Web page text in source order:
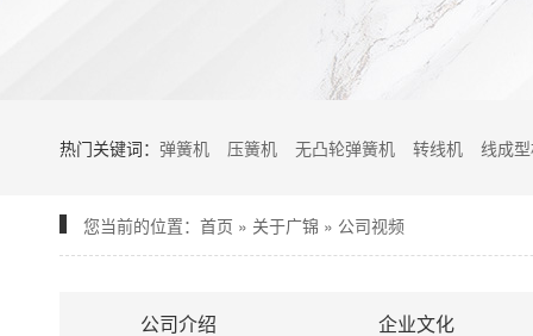
热门关键词： 弹簧机 压簧机 无凸轮弹簧机 转线机 线成
您当前的位置： 首页 » 关于广锦 » 公司视频
公司介绍 企业文化